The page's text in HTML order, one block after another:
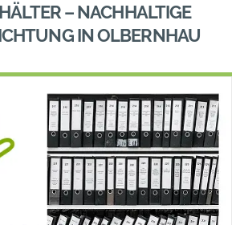
– NACHHALTIGE
IN OLBERNHAU